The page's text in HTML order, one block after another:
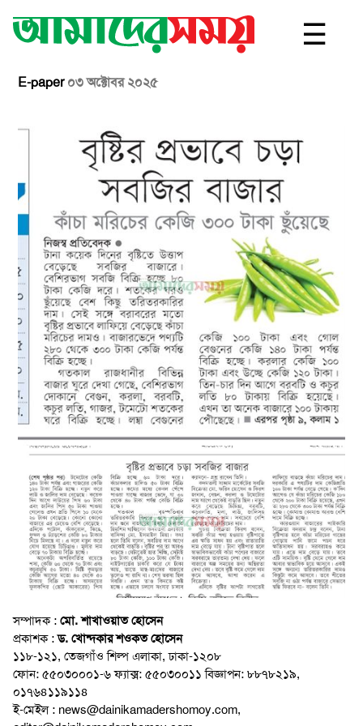
☰
E-paper০৩ অক্টোবর ২০২৫
সম্পাদক : মো. শাখাওয়াত হোসেন
প্রকাশক :ড. খোন্দকার শওকত হোসেন
১১৮-১২১, তেজগাঁও শিল্প এলাকা, ঢাকা-১২০৮
ফোন: ৫৫০৩০০০১-৬ ফ্যাক্স: ৫৫০৩০০১১ বিজ্ঞাপন: ৮৮৭৮২১৯,
০১৭৬৪১১৯১১৪
ই-মেইল : news@dainikamadershomoy.com,